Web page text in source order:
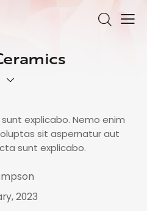
explicabo. Nemo enim
sit aspernatur aut
sunt explicabo.
2023